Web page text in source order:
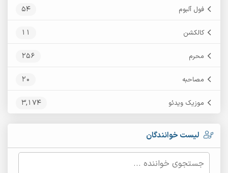
فول آلبوم 54
کالکشن 11
محرم 256
مصاحبه 20
موزیک ویدئو 3,174
لیست خوانندگان